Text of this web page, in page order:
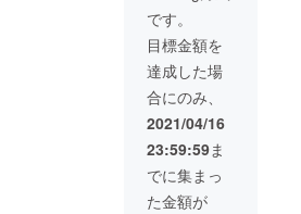
み合わ
せって
素敵で
すよね
(^^) ※サ
イズは
全体で
約8セン
チです
です。
目標金額を
達成した場
合にのみ、
2021/04/16
23:59:59ま
でに集まっ
た金額が